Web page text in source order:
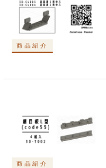
商品紹介
商品紹介